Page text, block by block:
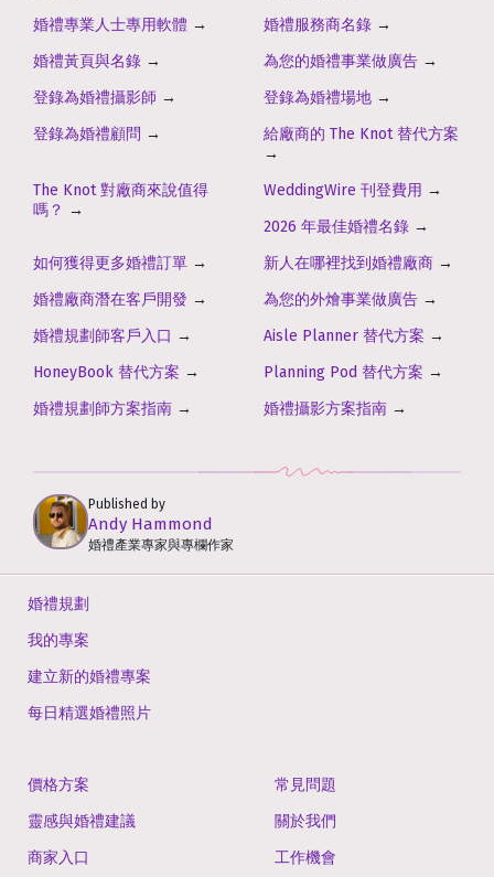
婚禮專業人士專用軟體 → 婚禮服務商名錄 →
婚禮黃頁與名錄 → 為您的婚禮事業做廣告 →
登錄為婚禮攝影師 → 登錄為婚禮場地 →
登錄為婚禮顧問 →
給廠商的 The Knot 替代方案
→
The Knot 對廠商來說值得
嗎？ →
WeddingWire 刊登費用 →
2026 年最佳婚禮名錄 →
如何獲得更多婚禮訂單 → 新人在哪裡找到婚禮廠商 →
婚禮廠商潛在客戶開發 → 為您的外燴事業做廣告 →
婚禮規劃師客戶入口 → Aisle Planner 替代方案 →
HoneyBook 替代方案 → Planning Pod 替代方案 →
婚禮規劃師方案指南 → 婚禮攝影方案指南 →
Published by
Andy Hammond
婚禮產業專家與專欄作家
婚禮規劃
我的專案
建立新的婚禮專案
每日精選婚禮照片
價格方案
靈感與婚禮建議
商家入口
常見問題
關於我們
工作機會